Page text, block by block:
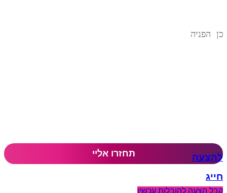
קבל הצעה להובלות עכשיו​
להצעה
חייג